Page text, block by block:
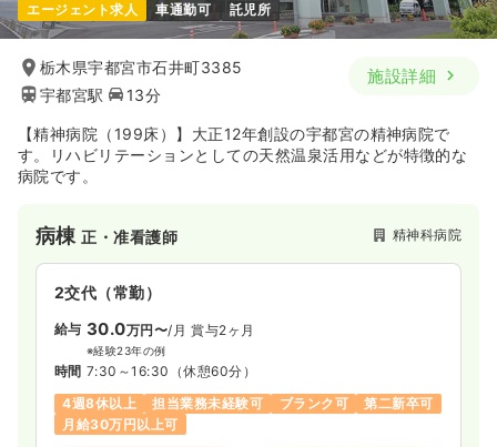
給与 20.0万円/月 賞与4.2ヶ月
※経験8年の例
時間 8:00～17:00
月給20万円以上可
エージェント求人 車通勤可 託児所
栃木県宇都宮市石井町3385
宇都宮駅
13分
施設詳細
【精神病院（199床）】大正12年創設の宇都宮の精神病院で
す。リハビリテーションとしての天然温泉活用などが特徴的な
病院です。
病棟正・准看護師 精神科病院
2交代（常勤）
給与 30.0万円〜/月 賞与2ヶ月
※経験23年の例
時間 7:30～16:30 （休憩60分）
4週8休以上
担当業務未経験可 ブランク可
第二新卒可
月給30万円以上可